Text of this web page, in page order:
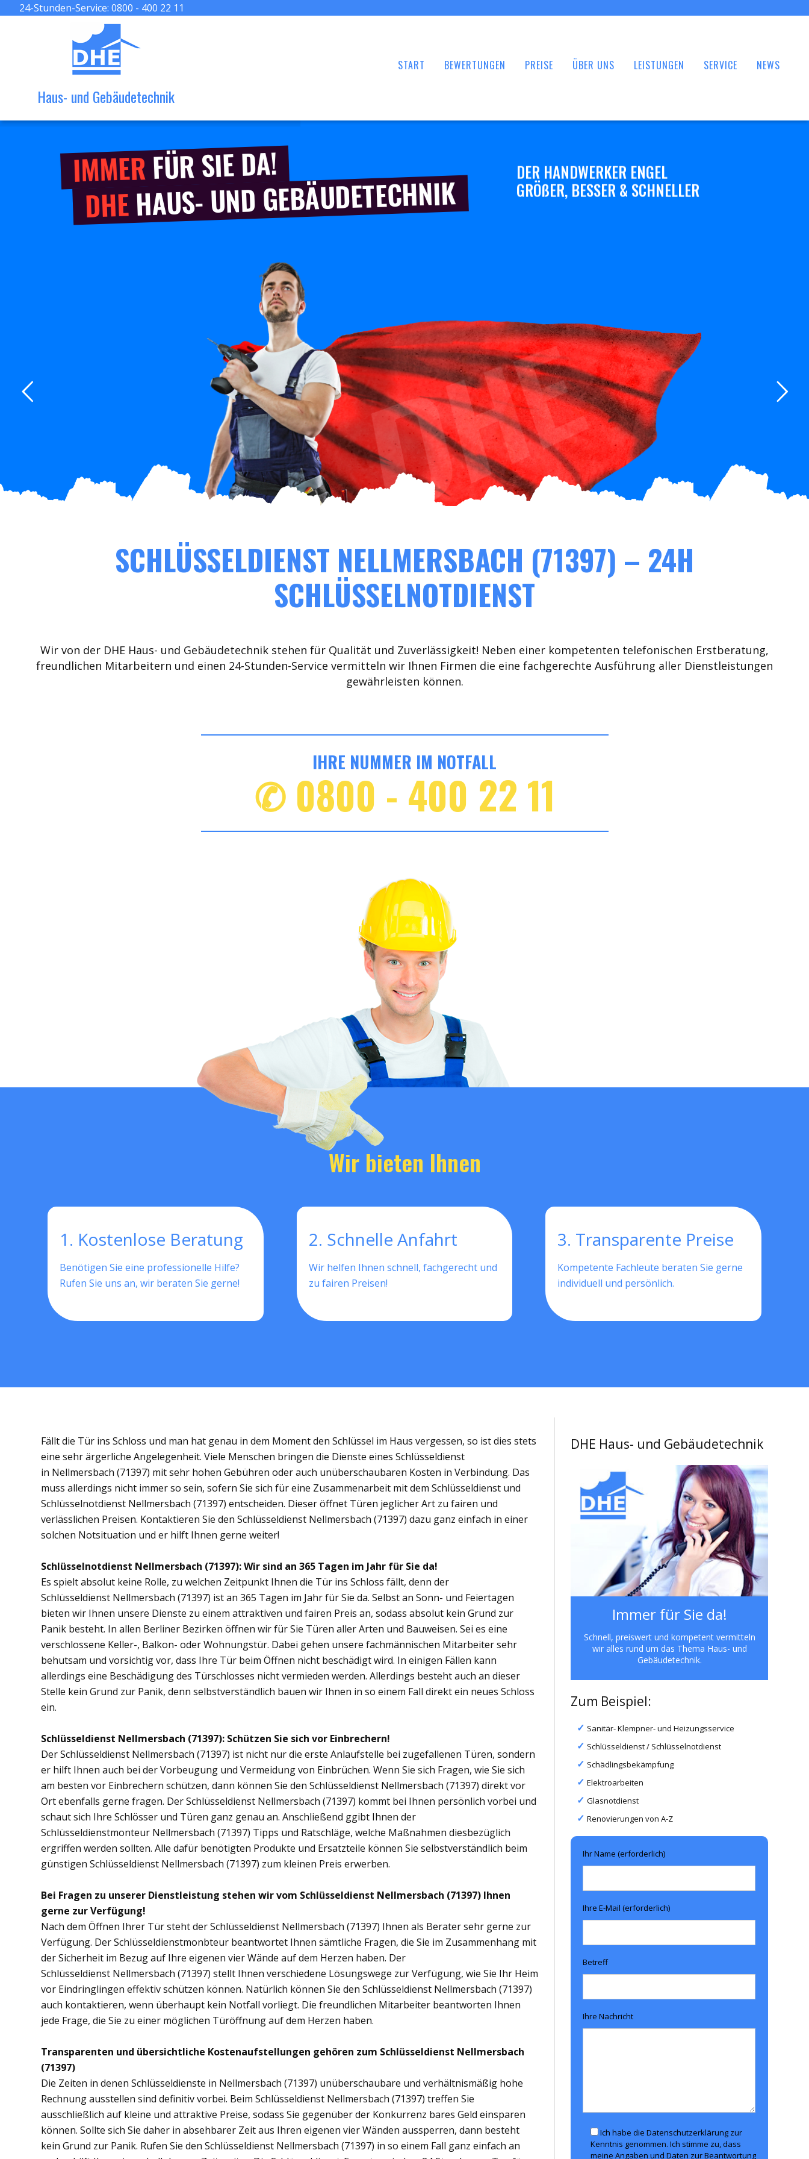
24-Stunden-Service: 0800 - 400 22 11
Haus- und Gebäudetechnik
START BEWERTUNGEN PREISE ÜBER UNS LEISTUNGEN SERVICE NEWS
IMMERFÜR SIE DA!
DHEHAUS- UND GEBÄUDETECHNIK
DER HANDWERKER ENGEL
GRÖßER, BESSER & SCHNELLER
SCHLÜSSELDIENST NELLMERSBACH (71397) – 24H
SCHLÜSSELNOTDIENST
Wir von der DHE Haus- und Gebäudetechnik stehen für Qualität und Zuverlässigkeit! Neben einer kompetenten telefonischen Erstberatung,
freundlichen Mitarbeitern und einen 24-Stunden-Service vermitteln wir Ihnen Firmen die eine fachgerechte Ausführung aller Dienstleistungen
gewährleisten können.
IHRE NUMMER IM NOTFALL
✆ 0800 - 400 22 11
Wir bieten Ihnen
1. Kostenlose Beratung
Benötigen Sie eine professionelle Hilfe?
Rufen Sie uns an, wir beraten Sie gerne!
2. Schnelle Anfahrt
Wir helfen Ihnen schnell, fachgerecht und
zu fairen Preisen!
3. Transparente Preise
Kompetente Fachleute beraten Sie gerne
individuell und persönlich.
DHE Haus- und Gebäudetechnik
Immer für Sie da!
Schnell, preiswert und kompetent vermitteln
wir alles rund um das Thema Haus- und
Gebäudetechnik.
Zum Beispiel:
Sanitär- Klempner- und Heizungsservice
Schlüsseldienst / Schlüsselnotdienst
Schädlingsbekämpfung
Elektroarbeiten
Glasnotdienst
Renovierungen von A-Z
Ihr Name (erforderlich)
Ihre E-Mail (erforderlich)
Betreff
Ihre Nachricht
Ich habe die Datenschutzerklärung zur
Kenntnis genommen. Ich stimme zu, dass
meine Angaben und Daten zur Beantwortung
Fällt die Tür ins Schloss und man hat genau in dem Moment den Schlüssel im Haus vergessen, so ist dies stets
eine sehr ärgerliche Angelegenheit. Viele Menschen bringen die Dienste eines Schlüsseldienst
in Nellmersbach (71397) mit sehr hohen Gebühren oder auch unüberschaubaren Kosten in Verbindung. Das
muss allerdings nicht immer so sein, sofern Sie sich für eine Zusammenarbeit mit dem Schlüsseldienst und
Schlüsselnotdienst Nellmersbach (71397) entscheiden. Dieser öffnet Türen jeglicher Art zu fairen und
verlässlichen Preisen. Kontaktieren Sie den Schlüsseldienst Nellmersbach (71397) dazu ganz einfach in einer
solchen Notsituation und er hilft Ihnen gerne weiter!
Schlüsselnotdienst Nellmersbach (71397): Wir sind an 365 Tagen im Jahr für Sie da!
Es spielt absolut keine Rolle, zu welchen Zeitpunkt Ihnen die Tür ins Schloss fällt, denn der
Schlüsseldienst Nellmersbach (71397) ist an 365 Tagen im Jahr für Sie da. Selbst an Sonn- und Feiertagen
bieten wir Ihnen unsere Dienste zu einem attraktiven und fairen Preis an, sodass absolut kein Grund zur
Panik besteht. In allen Berliner Bezirken öffnen wir für Sie Türen aller Arten und Bauweisen. Sei es eine
verschlossene Keller-, Balkon- oder Wohnungstür. Dabei gehen unsere fachmännischen Mitarbeiter sehr
behutsam und vorsichtig vor, dass Ihre Tür beim Öffnen nicht beschädigt wird. In einigen Fällen kann
allerdings eine Beschädigung des Türschlosses nicht vermieden werden. Allerdings besteht auch an dieser
Stelle kein Grund zur Panik, denn selbstverständlich bauen wir Ihnen in so einem Fall direkt ein neues Schloss
ein.
Schlüsseldienst Nellmersbach (71397): Schützen Sie sich vor Einbrechern!
Der Schlüsseldienst Nellmersbach (71397) ist nicht nur die erste Anlaufstelle bei zugefallenen Türen, sondern
er hilft Ihnen auch bei der Vorbeugung und Vermeidung von Einbrüchen. Wenn Sie sich Fragen, wie Sie sich
am besten vor Einbrechern schützen, dann können Sie den Schlüsseldienst Nellmersbach (71397) direkt vor
Ort ebenfalls gerne fragen. Der Schlüsseldienst Nellmersbach (71397) kommt bei Ihnen persönlich vorbei und
schaut sich Ihre Schlösser und Türen ganz genau an. Anschließend ggibt Ihnen der
Schlüsseldienstmonteur Nellmersbach (71397) Tipps und Ratschläge, welche Maßnahmen diesbezüglich
ergriffen werden sollten. Alle dafür benötigten Produkte und Ersatzteile können Sie selbstverständlich beim
günstigen Schlüsseldienst Nellmersbach (71397) zum kleinen Preis erwerben.
Bei Fragen zu unserer Dienstleistung stehen wir vom Schlüsseldienst Nellmersbach (71397) Ihnen
gerne zur Verfügung!
Nach dem Öffnen Ihrer Tür steht der Schlüsseldienst Nellmersbach (71397) Ihnen als Berater sehr gerne zur
Verfügung. Der Schlüsseldienstmonbteur beantwortet Ihnen sämtliche Fragen, die Sie im Zusammenhang mit
der Sicherheit im Bezug auf Ihre eigenen vier Wände auf dem Herzen haben. Der
Schlüsseldienst Nellmersbach (71397) stellt Ihnen verschiedene Lösungswege zur Verfügung, wie Sie Ihr Heim
vor Eindringlingen effektiv schützen können. Natürlich können Sie den Schlüsseldienst Nellmersbach (71397)
auch kontaktieren, wenn überhaupt kein Notfall vorliegt. Die freundlichen Mitarbeiter beantworten Ihnen
jede Frage, die Sie zu einer möglichen Türöffnung auf dem Herzen haben.
Transparenten und übersichtliche Kostenaufstellungen gehören zum Schlüsseldienst Nellmersbach
(71397)
Die Zeiten in denen Schlüsseldienste in Nellmersbach (71397) unüberschaubare und verhältnismäßig hohe
Rechnung ausstellen sind definitiv vorbei. Beim Schlüsseldienst Nellmersbach (71397) treffen Sie
ausschließlich auf kleine und attraktive Preise, sodass Sie gegenüber der Konkurrenz bares Geld einsparen
können. Sollte sich Sie daher in absehbarer Zeit aus Ihren eigenen vier Wänden aussperren, dann besteht
kein Grund zur Panik. Rufen Sie den Schlüsseldienst Nellmersbach (71397) in so einem Fall ganz einfach an